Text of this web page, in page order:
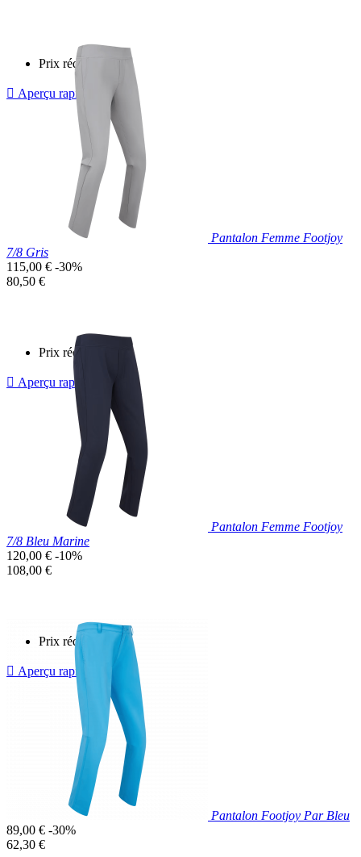
Prix réduit
 Aperçu rapide
Pantalon Femme Footjoy
7/8 Gris
Prix
de
115,00 € -30%
Prix
80,50 €
Prix réduit
 Aperçu rapide
Pantalon Femme Footjoy
7/8 Bleu Marine
Prix
de
120,00 € -10%
Prix
108,00 €
Prix réduit
 Aperçu rapide
Pantalon Footjoy Par Bleu
Prix
de
89,00 € -30%
Prix
62,30 €